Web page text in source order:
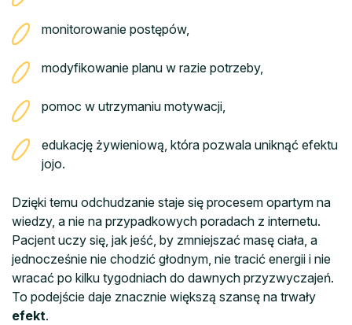
monitorowanie postępów,
modyfikowanie planu w razie potrzeby,
pomoc w utrzymaniu motywacji,
edukację żywieniową, która pozwala uniknąć efektu
jojo.
Dzięki temu odchudzanie staje się procesem opartym na
wiedzy, a nie na przypadkowych poradach z internetu.
Pacjent uczy się, jak jeść, by zmniejszać masę ciała, a
jednocześnie nie chodzić głodnym, nie tracić energii i nie
wracać po kilku tygodniach do dawnych przyzwyczajeń.
To podejście daje znacznie większą szansę na trwały
efekt.